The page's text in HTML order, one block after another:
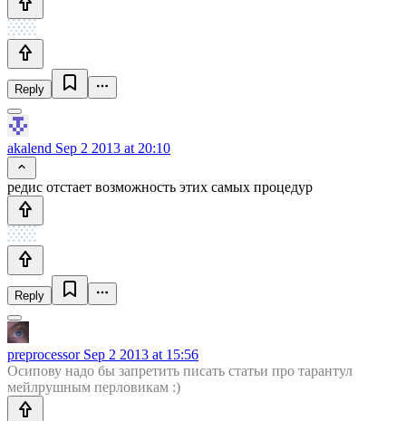
Reply
akalend Sep 2 2013 at 20:10
редис отстает возможность этих самых процедур
Reply
preprocessorSep 2 2013 at 15:56
Осипову надо бы запретить писать статьи про тарантул
мейлрушным перловикам :)